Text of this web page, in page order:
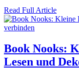
Read Full Article
Book Nooks:
Lesen und